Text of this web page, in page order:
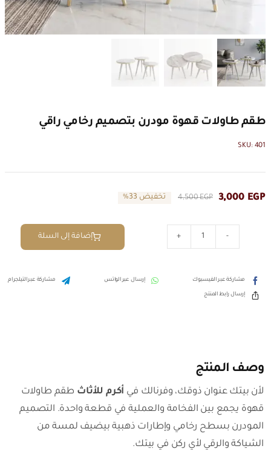
طقم طاولات قهوة مودرن بتصميم رخامي راقي
SKU: 401
4,500EGP
السعر
هو:
4,500 EGP.
3,000 EGP
السعر
هو:
3,000 EGP.
تخفيض 33%
إضافة إلى السلة
مشاركة عبر الفيسبوك إرسال عبر الواتس مشاركة عبر التيلجرام
إرسال رابط المنتج
وصف المنتج
لأن بيتك عنوان ذوقك، وفرنالك في أكرم للأثاث طقم طاولات
قهوة يجمع بين الفخامة والعملية في قطعة واحدة. التصميم
المودرن بسطح رخامي وإطارات ذهبية بيضيف لمسة من
الشياكة والرقي لأي ركن في بيتك.